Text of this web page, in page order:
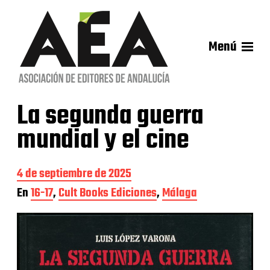
Menú
La segunda guerra
mundial y el cine
F
e
c
h
a
4 de septiembre de 2025
En16-17,Cult Books Ediciones,Málaga